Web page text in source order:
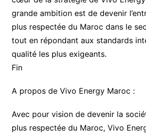
grande ambition est de devenir
plus respectée du Maroc dans le
tout en répondant aux standards
qualité les plus exigeants.
Fin
A propos de Vivo Energy Maroc :
Avec pour vision de devenir la
plus respectée du Maroc, Vivo